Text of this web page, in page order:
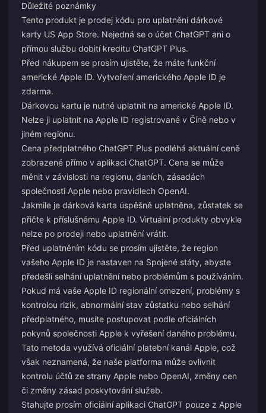
Důležité poznámky
Tento produkt je prodej kódu pro uplatnění dárkové
karty US App Store. Nejedná se o účet ChatGPT ani o
přímou službu dobití kreditu ChatGPT Plus.
Před nákupem se prosím ujistěte, že máte funkční
americké Apple ID. Vytvoření amerického Apple ID je
zdarma.
Dárkovou kartu je nutné uplatnit na americké Apple ID.
Nelze ji uplatnit na Apple ID registrované v Číně nebo v
jiném regionu.
Cena předplatného ChatGPT Plus podléhá aktuální ceně
zobrazené přímo v aplikaci ChatGPT. Cena se může
měnit v závislosti na regionu, daních, zásadách
společnosti Apple nebo pravidlech OpenAI.
Jakmile je dárková karta úspěšně uplatněna, zůstatek se
přičte k příslušnému Apple ID. Virtuální produkty obvykle
nelze po prodeji nebo uplatnění vrátit.
Před uplatněním kódu se prosím ujistěte, že region
vašeho Apple ID je nastaven na Spojené státy, abyste
předešli selhání uplatnění nebo problémům s používáním.
Pokud má vaše Apple ID regionální omezení, problémy s
kontrolou rizik, abnormální stav zůstatku nebo selhání
předplatného, musíte postupovat podle oficiálních
pokynů společnosti Apple k vyřešení daného problému.
Tato metoda využívá oficiální platební kanál Apple, což
však neznamená, že naše platforma může ovlivnit
kontrolu účtů ze strany Apple nebo OpenAI, změny cen
či změny zásad poskytování služeb.
Stahujte prosím oficiální aplikaci ChatGPT pouze z Apple